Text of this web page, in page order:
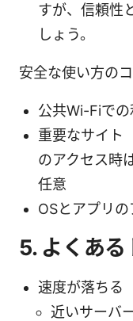
すが、信頼性
しょう。
安全な使い方の
公共Wi-Fiで
重要なサイト
のアクセス時
任意
OSとアプリ
5. よくあ
速度が落ちる
近いサーバ